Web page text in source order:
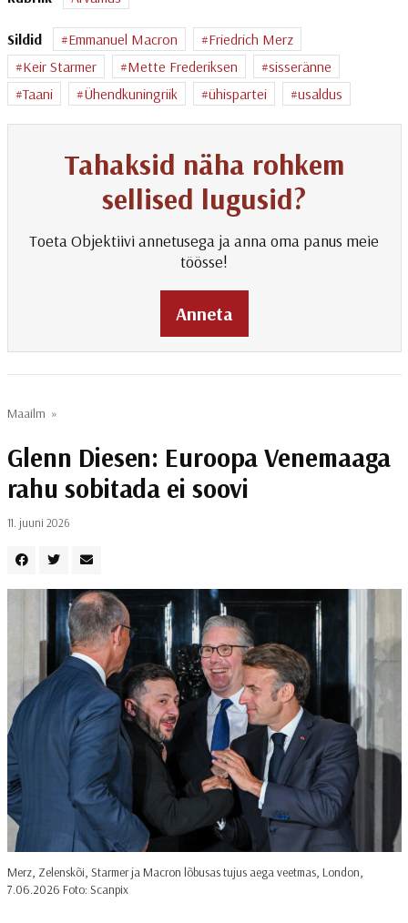
Sildid Emmanuel Macron
Friedrich Merz
Keir Starmer
Mette Frederiksen
sisseränne
Taani
Ühendkuningriik ühispartei usaldus
Tahaksid näha rohkem
sellised lugusid?
Toeta Objektiivi annetusega ja anna oma panus meie
töösse!
Anneta
Maailm »
Glenn Diesen: Euroopa Venemaaga
rahu sobitada ei soovi
11. juuni 2026
Merz, Zelenskõi, Starmer ja Macron lõbusas tujus aega veetmas, London,
7.06.2026 Foto: Scanpix